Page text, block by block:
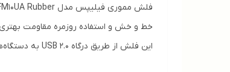
خط و خش و استفاده روزمره مقاومت
این فلش از طریق درگاه USB 2.0 به دستگاه‌های مختلف متصل می‌شود و بدون نیاز به نصب هیچ برنامه‌ای (Plug & Play) قابل استفاده است.